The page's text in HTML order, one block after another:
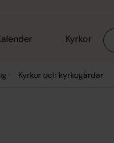
Kyrkor Sök
Kyrkor och kyrkogårdar